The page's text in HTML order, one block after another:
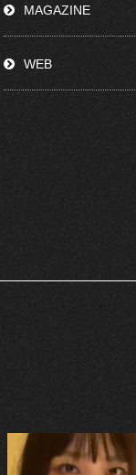
MAGAZINE
WEB